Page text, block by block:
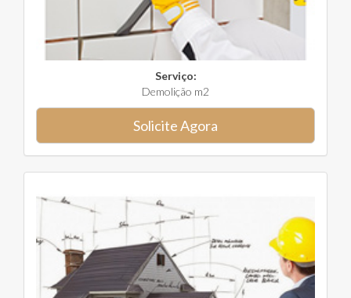
Serviço:
Demolição m2
Solicite Agora